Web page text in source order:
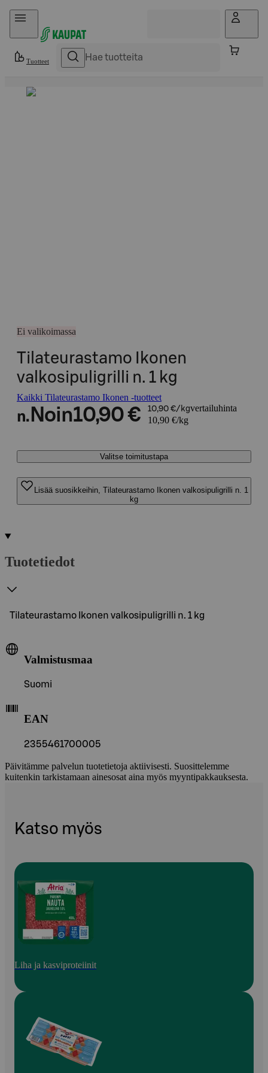
Hyppää sisältöön
Tuotteet
Ei valikoimassa
Tilateurastamo Ikonen
valkosipuligrilli n. 1 kg
Kaikki Tilateurastamo Ikonen -tuotteet
n. Noin10,90 € 10,90 €/kgvertailuhinta
10,90 €/kg
Valitse toimitustapa
Lisää suosikkeihin, Tilateurastamo Ikonen valkosipuligrilli n. 1
kg
Tuotetiedot
Tilateurastamo Ikonen valkosipuligrilli n. 1 kg
Valmistusmaa
Suomi
EAN
2355461700005
Päivitämme palvelun tuotetietoja aktiivisesti. Suosittelemme
kuitenkin tarkistamaan ainesosat aina myös myyntipakkauksesta.
Katso myös
Liha ja kasviproteiinit